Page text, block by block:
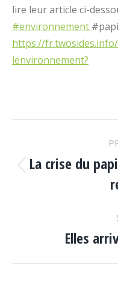
lire leur article ci-
#environnement
https://
lenvironnement?
DES
La crise du
Elles